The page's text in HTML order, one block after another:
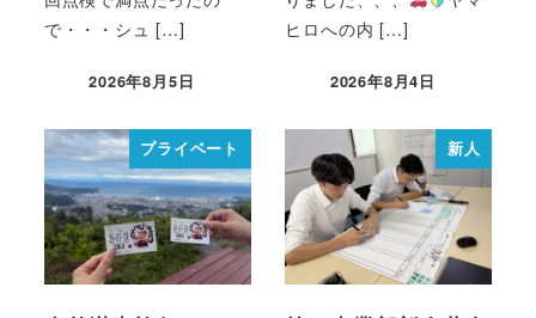
で・・・シュ […]
2026年8月5日
ヒロへの内 […]
2026年8月4日
プライベート 新人